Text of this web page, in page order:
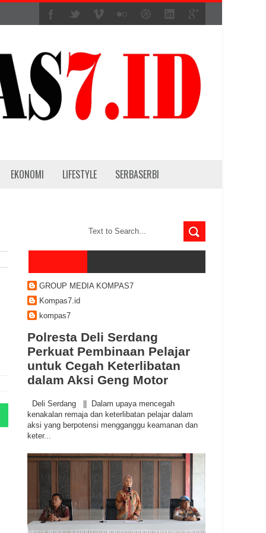
EKONOMI LIFESTYLE SERBASERBI
GROUP MEDIA KOMPAS7
Kompas7.id
kompas7
Polresta Deli Serdang
Perkuat Pembinaan Pelajar
untuk Cegah Keterlibatan
dalam Aksi Geng Motor
Deli Serdang || Dalam upaya mencegah
kenakalan remaja dan keterlibatan pelajar dalam
aksi yang berpotensi mengganggu keamanan dan
keter...